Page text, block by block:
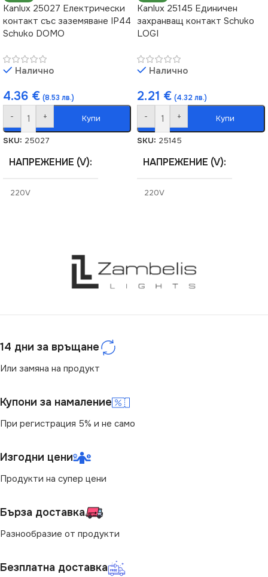
Kanlux 25027 Електрически
контакт със заземяване IP44
Schuko DOMO
Налично
4.36 € (8.53 лв.)
- + Купи
SKU: 25027
НАПРЕЖЕНИЕ (V)
220V
DOMO
Kanlux 25145 Единичен
захранващ контакт Schuko
LOGI
Налично
2.21 € (4.32 лв.)
- + Купи
SKU: 25145
НАПРЕЖЕНИЕ (V)
220V
СТЕПЕН НА ЗАЩИТА
14 дни за връщане
Или замяна на продукт
Купони за намаление
При регистрация 5% и не само
Изгодни цени
Продукти на супер цени
Бърза доставка
Разнообразие от продукти
Безплатна доставка